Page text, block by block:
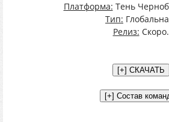
Платформа: Тень
Тип:
Релиз: Скоро.